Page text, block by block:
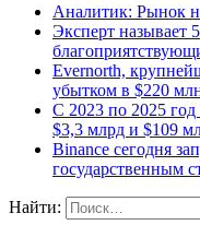
Аналитик: Рынок
Эксперт называет
Evernorth,
убытком в $220
С 2023 по 2025
$3,3 млрд и $109
Binance сегодня
государственным
Найти: